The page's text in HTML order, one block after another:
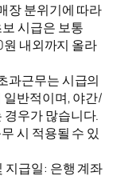
장 분위기에 따라
시급은 보통
내외까지 올라
과근무는 시급의
일반적이며, 야간/
경우가 많습니다.
시 적용될 수 있
급일: 은행 계좌